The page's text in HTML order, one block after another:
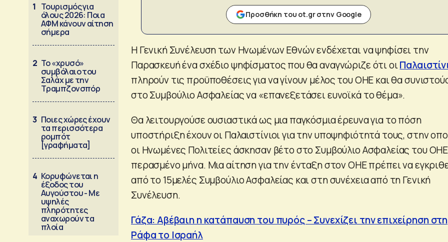
1 Τουρισμός για
όλους 2026: Ποια
ΑΦΜ κάνουν αίτηση
σήμερα
2 Το «χρυσό»
συμβόλαιο του
Σαλάχ με την
Τραμπζονσπόρ
3 Ποιες χώρες έχουν
τα περισσότερα
ρομπότ
[γραφήματα]
4 Κορυφώνεται η
έξοδος του
Αυγούστου - Με
υψηλές
πληρότητες
αναχωρούν τα
πλοία
Προσθήκη του ot.gr στην Google
Η Γενική Συνέλευση των Ηνωμένων Εθνών ενδέχεται να ψηφίσει την
Παρασκευή ένα σχέδιο ψηφίσματος που θα αναγνώριζε ότι οι
πληρούν τις προϋποθέσεις για να γίνουν μέλος του ΟΗΕ και θα
στο Συμβούλιο Ασφαλείας να «επανεξετάσει ευνοϊκά το θέμα».
Θα λειτουργούσε ουσιαστικά ως μια παγκόσμια έρευνα για το πόση
υποστήριξη έχουν οι Παλαιστίνιοι για την υποψηφιότητά τους, στην
οι Ηνωμένες Πολιτείες άσκησαν βέτο στο Συμβούλιο Ασφαλείας του
περασμένο μήνα. Μια αίτηση για την ένταξη στον ΟΗΕ πρέπει να
από το 15μελές Συμβούλιο Ασφαλείας και στη συνέχεια από τη Γενική
Συνέλευση.
Γάζα: Αβέβαιη η κατάπαυση του πυρός – Συνεχίζει την επιχείρηση στη
Ράφα το Ισραήλ